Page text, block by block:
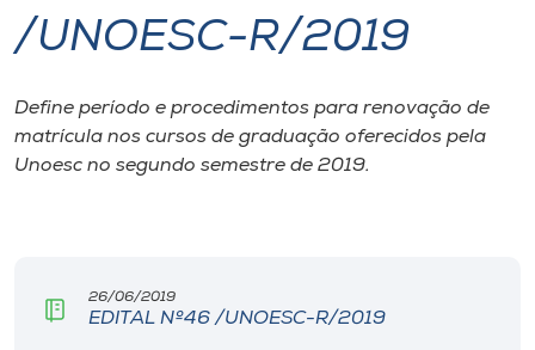
I.nova
Diplomados
/UNOESC-R/2019
Define período e procedimentos para renovação de
matrícula nos cursos de graduação oferecidos pela
Unoesc no segundo semestre de 2019.
26/06/2019
EDITAL Nº46 /UNOESC-R/2019